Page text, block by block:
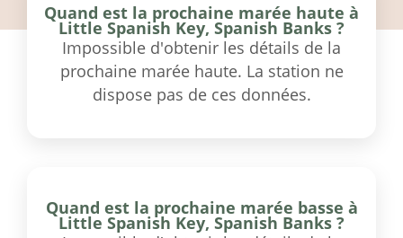
Quand est la prochaine marée haute à
Little Spanish Key, Spanish Banks ?
Impossible d'obtenir les détails de la
prochaine marée haute. La station ne
dispose pas de ces données.
Quand est la prochaine marée basse à
Little Spanish Key, Spanish Banks ?